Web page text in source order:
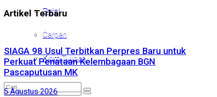
Puisi
Cerpen
Kirim Tulisan
Puisi
Cerpen
Kirim Tulisan
Artikel Terbaru
SIAGA 98 Usul Terbitkan Perpres Baru untuk
Perkuat Penataan Kelembagaan BGN
Pascaputusan MK
5 Agustus 2026